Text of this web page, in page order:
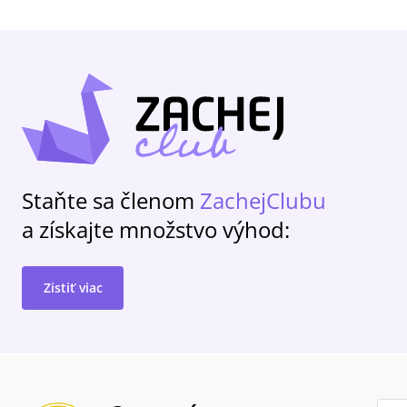
Staňte sa členom ZachejClubu
a získajte množstvo výhod:
Zistiť viac